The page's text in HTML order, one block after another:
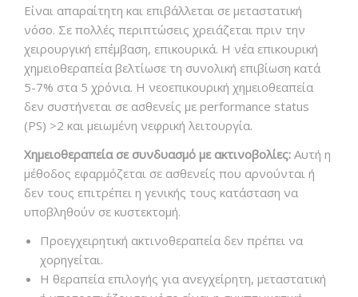
Είναι απαραίτητη και επιβάλλεται σε μεταστατική
νόσο. Σε πολλές περιπτώσεις χρειάζεται πριν την
χειρουργική επέμβαση, επικουρικά. Η νέα επικουρική
χημειοθεραπεία βελτίωσε τη συνολική επιβίωση κατά
5-7% στα 5 χρόνια. Η νεοεπικουρική χημειοθεαπεία
δεν συστήνεται σε ασθενείς με performance status
(PS) >2 και μειωμένη νεφρική λειτουργία.
Χημειοθεραπεία σε συνδυασμό με ακτινοβολίες: Αυτή η
μέθοδος εφαρμόζεται σε ασθενείς που αρνούνται ή
δεν τους επιτρέπει η γενικής τους κατάσταση να
υποβληθούν σε κυστεκτομή.
Προεγχειρητική ακτινοθεραπεία δεν πρέπει να
χορηγείται.
Η θεραπεία επιλογής για ανεγχείρητη, μεταστατική